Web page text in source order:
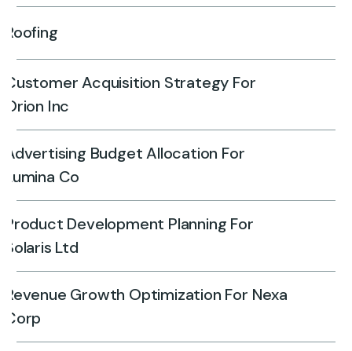
Roofing
Customer Acquisition Strategy For
Orion Inc
Advertising Budget Allocation For
Lumina Co
Product Development Planning For
Solaris Ltd
Revenue Growth Optimization For Nexa
Corp